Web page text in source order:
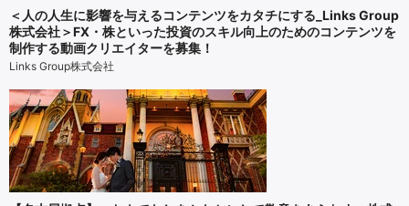
＜人の人生に影響を与えるコンテンツをカタチにする_Links Group
株式会社＞FX・株といった投資のスキル向上のためのコンテンツを
制作する動画クリエイターを募集！
Links Group株式会社